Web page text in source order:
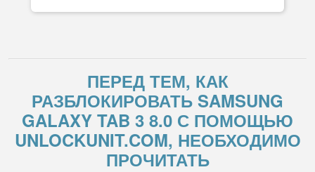
ПЕРЕД ТЕМ, КАК
РАЗБЛОКИРОВАТЬ SAMSUNG
GALAXY TAB 3 8.0 С ПОМОЩЬЮ
UNLOCKUNIT.COM, НЕОБХОДИМО
ПРОЧИТАТЬ